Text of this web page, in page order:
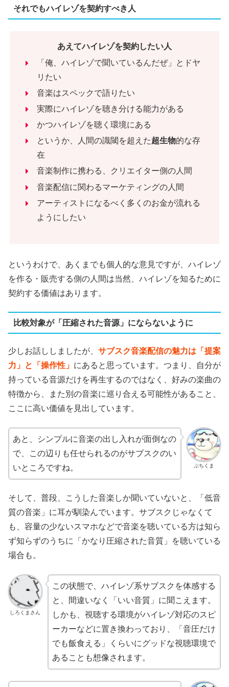
それでもハイレゾを契約すべき人
あえてハイレゾを契約したい人
「俺、ハイレゾで聞いているんだぜ」とドヤ
リたい
音楽はスペックで語りたい
実際にハイレゾを聴き分ける能力がある
かつハイレゾを聴く環境にある
というか、人間の識閾を超えた超生物的な存
在
音楽制作に携わる、クリエイター側の人間
音楽配信に関わるマーケティングの人間
アーティストになるべく多くのお金が流れる
ようにしたい
というわけで、あくまでも個人的な意見ですが、ハイレゾ
を作る・販売する側の人間は当然、ハイレゾを知るために
契約する価値はあります。
比較対象が「圧縮された音源」にならないように
少しお話ししましたが、 サブスク音楽配信の魅力は「提案
力」と「操作性」 にあると思っています。つまり、自分が
持っている音源だけを再生するのではなく、好みの楽曲の
特徴から、また別の音楽に巡り合える可能性があること、
ここに高い価値を見出しています。
ぶちくま
あと、シンプルに音楽の出し入れが面倒なの
で、この辺りも任せられるのがサブスクのい
いところですね。
そして、普段、こうした音楽しか聞いていないと、「低音
質の音楽」に耳が馴染んでいます。サブスクじゃなくて
も、容量の少ないスマホなどで音楽を聴いている方は知ら
ず知らずのうちに「かなり圧縮された音質」を聴いている
場合も。
しろくまさん
この状態で、ハイレゾ系サブスクを体感する
と、間違いなく「いい音質」に聞こえます。
しかも、視聴する環境がハイレゾ対応のスピ
ーカーなどに置き換わっており、「音圧だけ
でも飯食える」くらいにグッドな視聴環境で
あることも想像されます。